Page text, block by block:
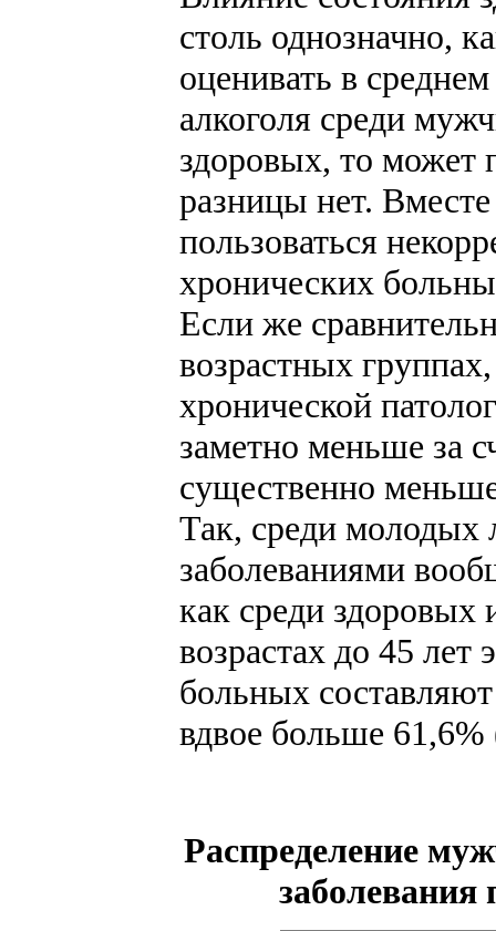
столь однозначно,
оценивать в
алкоголя среди
здоровых, то может
разницы нет.
пользоваться
хронических
Если же
возрастных
хронической
заметно меньше за
существенно
Так, среди молодых
заболеваниями
как среди здоровых
возрастах до 45 лет
больных
вдвое больше 61,6%
Распределение
заболевания